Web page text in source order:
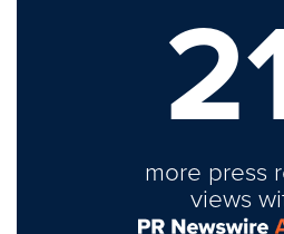
more press
views